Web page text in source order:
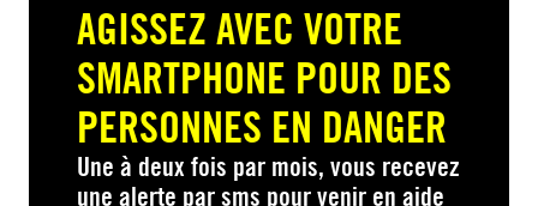
AGISSEZ AVEC VOTRE
SMARTPHONE POUR DES
PERSONNES EN DANGER
Une à deux fois par mois, vous recevez
une alerte par sms pour venir en aide